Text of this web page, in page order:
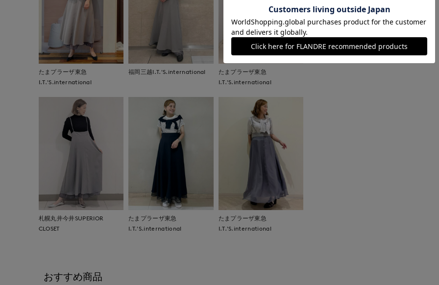
たまプラーザ東急
I.T.'S.international
福岡三越I.T.'S.international
たまプラーザ東急
I.T.'S.international
札幌丸井今井SUPERIOR
CLOSET
たまプラーザ東急
I.T.'S.international
たまプラーザ東急
I.T.'S.international
おすすめ商品